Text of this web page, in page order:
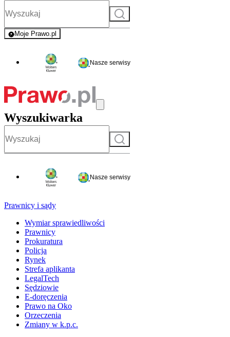
Szukaj
Moje Prawo.pl
- rejestracja i logowanie do serwisu
Nasze serwisy
Wyszukiwarka
Szukaj
Nasze serwisy
Prawnicy i sądy
Wymiar sprawiedliwości
Prawnicy
Prokuratura
Policja
Rynek
Strefa aplikanta
LegalTech
Sędziowie
E-doręczenia
Prawo na Oko
Orzeczenia
Zmiany w k.p.c.